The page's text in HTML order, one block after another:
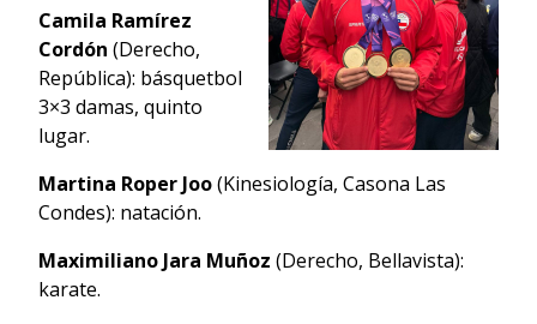
Camila Ramírez
Cordón (Derecho,
República): básquetbol
3×3 damas, quinto
lugar.
Martina Roper Joo(Kinesiología, Casona Las
Condes): natación.
Maximiliano Jara Muñoz (Derecho, Bellavista):
karate.